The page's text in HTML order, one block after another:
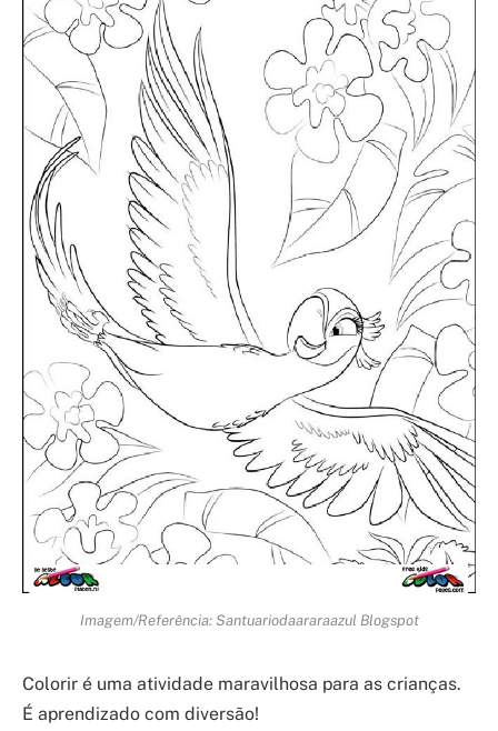
Imagem/Referência: Santuariodaararaazul Blogspot
Colorir é uma atividade maravilhosa para as crianças.
É aprendizado com diversão!